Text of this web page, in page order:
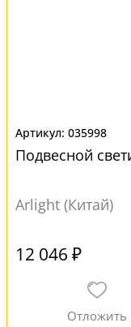
035998
Подвесной
Arlight (Китай)
12 046 ₽